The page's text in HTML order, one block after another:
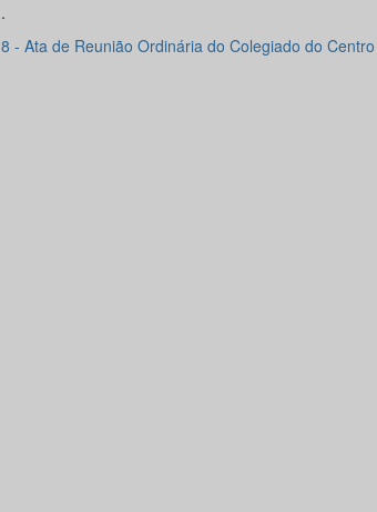
.
8 - Ata de Reunião Ordinária do Colegiado do Centro